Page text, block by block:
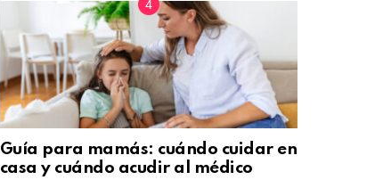
Guía para mamás: cuándo cuidar en
casa y cuándo acudir al médico